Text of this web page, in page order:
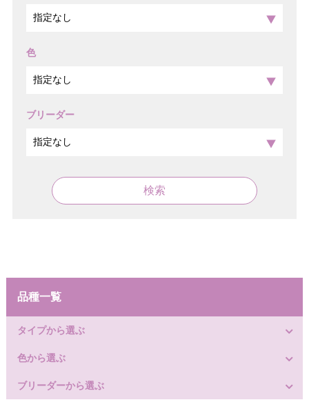
色
ブリーダー
検索
品種一覧
タイプから選ぶ
色から選ぶ
ブリーダーから選ぶ